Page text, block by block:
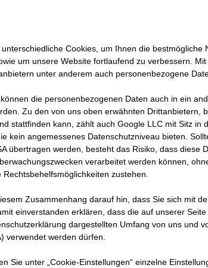
–
Cookies, um Ihnen die best­mögliche
um unsere Website fortlaufend zu verbessern.
unter anderem auch personenbezogene
die personenbezogenen Daten auch in ein
Zu den von uns oben erwähnten Drittanbietern,
stattfinden kann, zählt auch Google LLC mit Sitz in
kein angemessenes Datenschutzniveau bieten.
übertragen werden, besteht das Risiko, dass diese
verarbeitet werden können,
Rechtsbehelfsmöglichkeiten zustehen.
Zusammenhang darauf hin, dass Sie sich mit
ein­ver­standen erklären, dass die auf unserer
dargestellten Umfang von uns und
verwendet werden dürfen.
Sie unter „Cookie-Einstellungen“ einzelne